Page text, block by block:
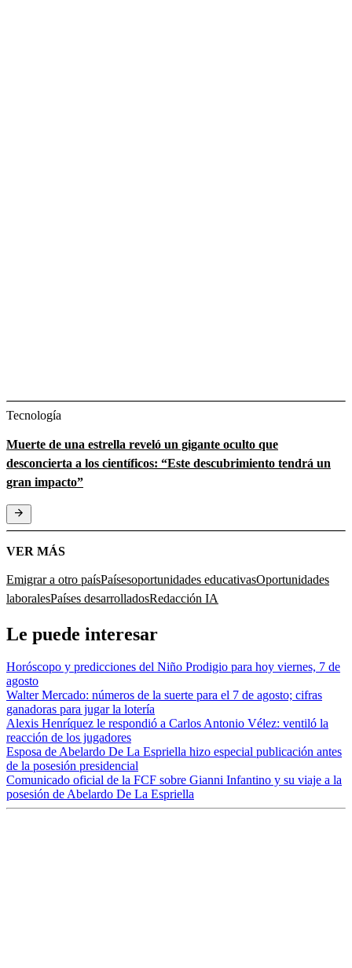
Tecnología
Muerte de una estrella reveló un gigante oculto que
desconcierta a los científicos: “Este descubrimiento tendrá un
gran impacto”
VER MÁS
Emigrar a otro paísPaísesoportunidades educativasOportunidades
laboralesPaíses desarrolladosRedacción IA
Le puede interesar
Horóscopo y predicciones del Niño Prodigio para hoy viernes, 7 de
agosto
Walter Mercado: números de la suerte para el 7 de agosto; cifras
ganadoras para jugar la lotería
Alexis Henríquez le respondió a Carlos Antonio Vélez: ventiló la
reacción de los jugadores
Esposa de Abelardo De La Espriella hizo especial publicación antes
de la posesión presidencial
Comunicado oficial de la FCF sobre Gianni Infantino y su viaje a la
posesión de Abelardo De La Espriella